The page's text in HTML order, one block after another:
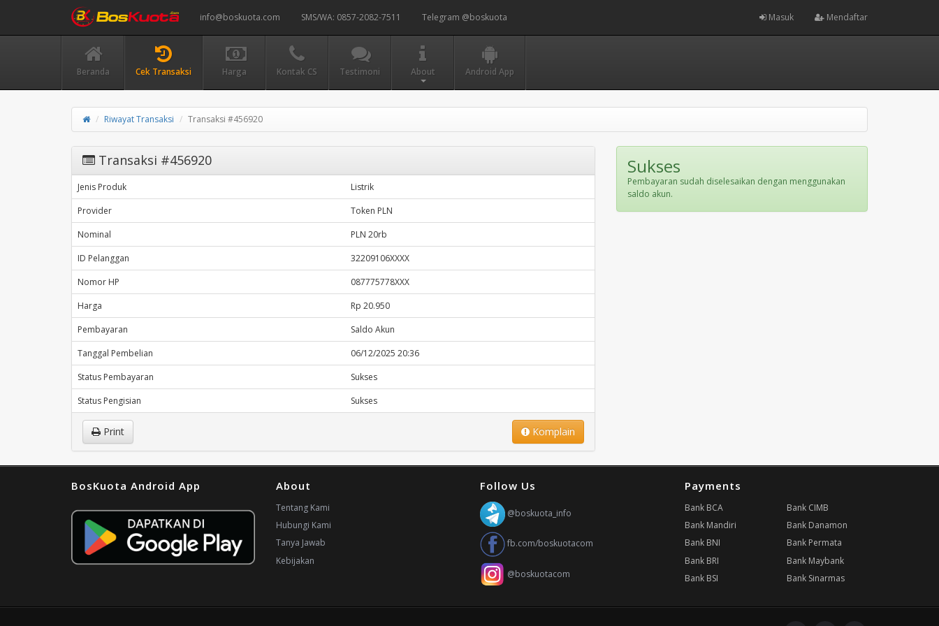
info@boskuota.com SMS/WA: 0857-2082-7511 Telegram @boskuota Masuk Mendaftar
Beranda Cek Transaksi Harga Kontak CS Testimoni About Android App
Riwayat Transaksi Transaksi #456920
Transaksi #456920
Jenis Produk
Listrik
Provider
Token PLN
Nominal
PLN 20rb
ID Pelanggan
32209106XXXX
Nomor HP
087775778XXX
Harga
Rp 20.950
Pembayaran
Saldo Akun
Tanggal Pembelian
06/12/2025 20:36
Status Pembayaran
Sukses
Status Pengisian
Sukses
Komplain
Print
Sukses
Pembayaran sudah diselesaikan dengan menggunakan
saldo akun.
BosKuota Android App About
Tentang Kami
Hubungi Kami
Tanya Jawab
Kebijakan
Follow Us
@boskuota_info
fb.com/boskuotacom
@boskuotacom
Payments
Bank BCA
Bank Mandiri
Bank BNI
Bank BRI
Bank BSI
Bank CIMB
Bank Danamon
Bank Permata
Bank Maybank
Bank Sinarmas